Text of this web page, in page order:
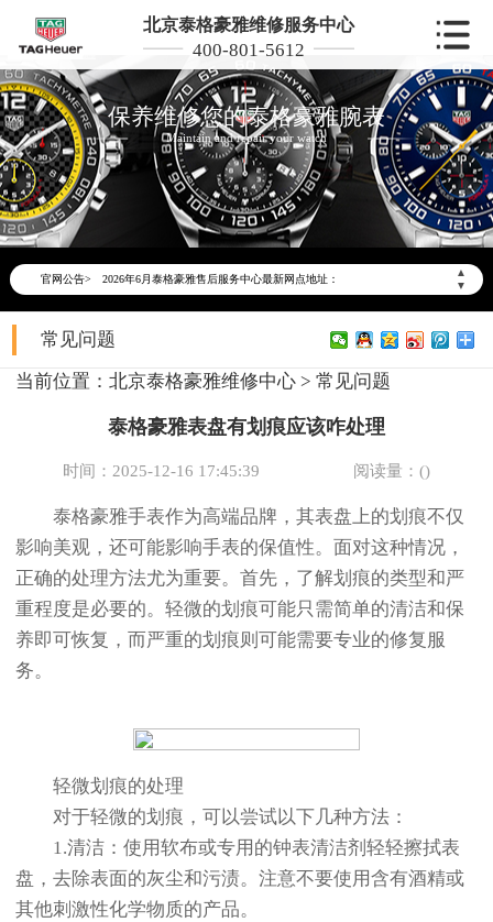
北京泰格豪雅维修服务中心
400-801-5612
保养维修您的泰格豪雅腕表
Maintain and repair your watch
官网公告>
▲
▼
2026年6月泰格豪雅北京市售后服务网络优化升级公告
2026年6月北京市泰格豪雅官方售后客户服务热线：400-801-5612
2026年6月泰格豪雅售后服务中心最新网点地址：
北京市东城区东长安街1号东方广场写字楼W3座6层602室（需提前预约）
北京市朝阳区建国门外大街甲6号华熙国际中心写字楼D座11层1102室（需提前预约）
节假日正常营业！
常见问题
当前位置： 北京泰格豪雅维修中心 > 常见问题
泰格豪雅表盘有划痕应该咋处理
时间：2025-12-16 17:45:39 阅读量：()
泰格豪雅手表作为高端品牌，其表盘上的划痕不仅
影响美观，还可能影响手表的保值性。面对这种情况，
正确的处理方法尤为重要。首先，了解划痕的类型和严
重程度是必要的。轻微的划痕可能只需简单的清洁和保
养即可恢复，而严重的划痕则可能需要专业的修复服
务。
轻微划痕的处理
对于轻微的划痕，可以尝试以下几种方法：
1.清洁：使用软布或专用的钟表清洁剂轻轻擦拭表
盘，去除表面的灰尘和污渍。注意不要使用含有酒精或
其他刺激性化学物质的产品。